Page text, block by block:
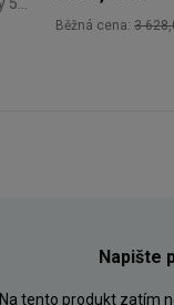
Kabinový kufr Travelite Mooby 55 cm – černý
Běžná cena: 3
Napište
Na tento produkt zatím